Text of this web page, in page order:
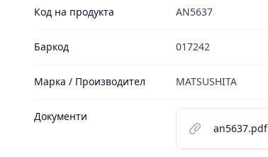
Код на продукта AN5637
Баркод 017242
Марка / Производител MATSUSHITA
Документи
an5637.pdf